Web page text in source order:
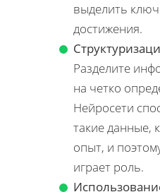
выделить
достижения.
Разделите
на четко
Нейросети
такие данные,
опыт, и
играет роль.